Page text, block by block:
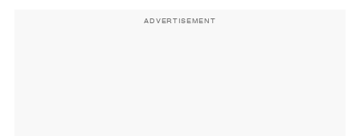
ADVERTISEMENT